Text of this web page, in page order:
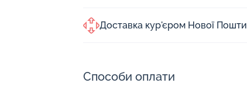
Доставка кур'єром Нової Пошти
Способи оплати